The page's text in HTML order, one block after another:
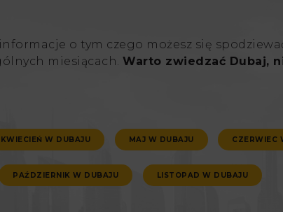
o tym czego możesz się
miesiącach. Warto zwiedzać Dubaj,
KWIECIEŃ W DUBAJU MAJ W DUBAJU CZERWIEC
PAŹDZIERNIK W DUBAJU LISTOPAD W DUBAJU